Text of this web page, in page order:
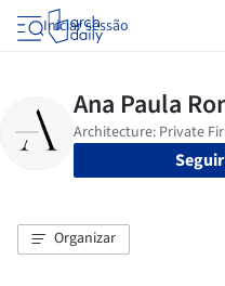
Iniciar sessão
Seguir
Organizar